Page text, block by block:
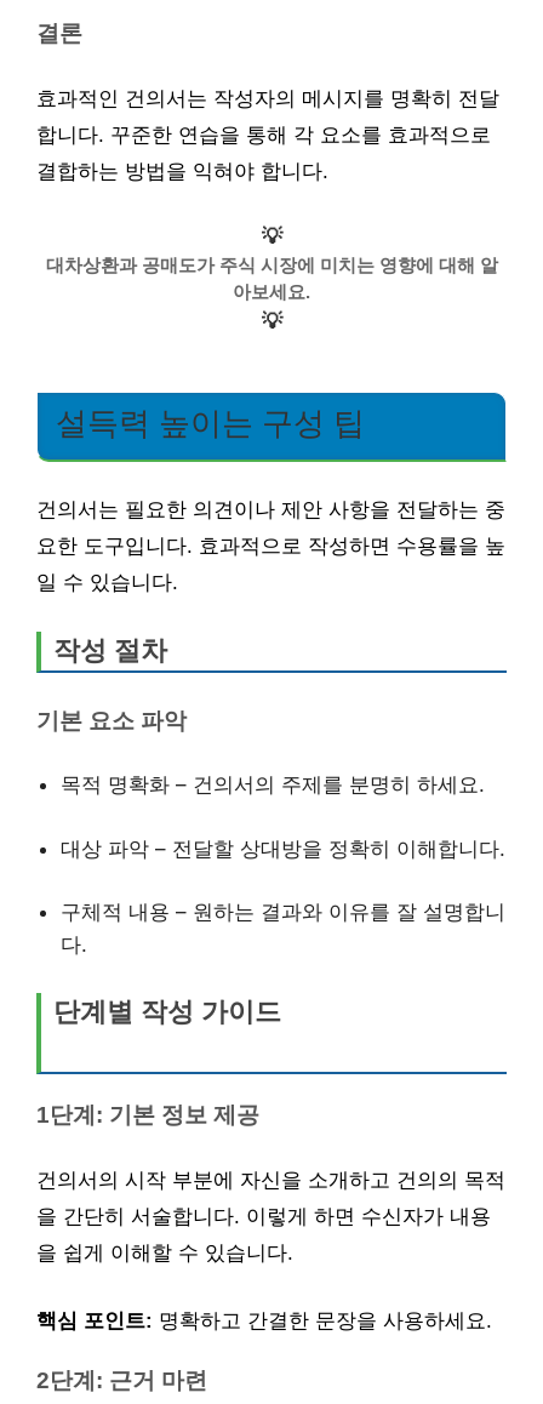
결론
효과적인 건의서는 작성자의 메시지를 명확히 전달
합니다. 꾸준한 연습을 통해 각 요소를 효과적으로
결합하는 방법을 익혀야 합니다.
💡
대차상환과 공매도가 주식 시장에 미치는 영향에 대해 알
아보세요.
💡
설득력 높이는 구성 팁
건의서는 필요한 의견이나 제안 사항을 전달하는 중
요한 도구입니다. 효과적으로 작성하면 수용률을 높
일 수 있습니다.
작성 절차
기본 요소 파악
목적 명확화 – 건의서의 주제를 분명히 하세요.
대상 파악 – 전달할 상대방을 정확히 이해합니다.
구체적 내용 – 원하는 결과와 이유를 잘 설명합니
다.
단계별 작성 가이드
1단계: 기본 정보 제공
건의서의 시작 부분에 자신을 소개하고 건의의 목적
을 간단히 서술합니다. 이렇게 하면 수신자가 내용
을 쉽게 이해할 수 있습니다.
핵심 포인트: 명확하고 간결한 문장을 사용하세요.
2단계: 근거 마련